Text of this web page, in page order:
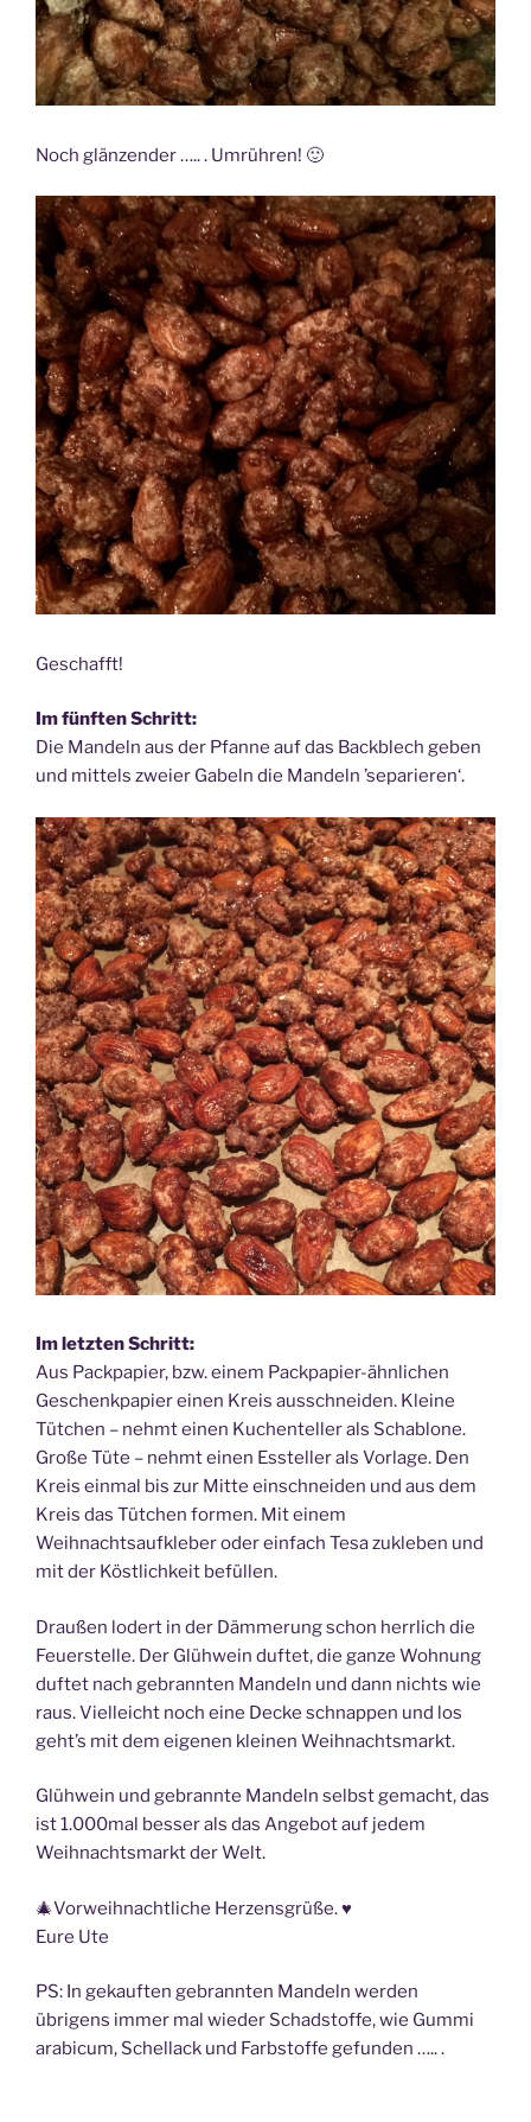
Noch glänzender ….. . Umrühren! 🙂
Geschafft!
Im fünften Schritt:
Die Mandeln aus der Pfanne auf das Backblech geben
und mittels zweier Gabeln die Mandeln ’separieren‘.
Im letzten Schritt:
Aus Packpapier, bzw. einem Packpapier-ähnlichen
Geschenkpapier einen Kreis ausschneiden. Kleine
Tütchen – nehmt einen Kuchenteller als Schablone.
Große Tüte – nehmt einen Essteller als Vorlage. Den
Kreis einmal bis zur Mitte einschneiden und aus dem
Kreis das Tütchen formen. Mit einem
Weihnachtsaufkleber oder einfach Tesa zukleben und
mit der Köstlichkeit befüllen.
Draußen lodert in der Dämmerung schon herrlich die
Feuerstelle. Der Glühwein duftet, die ganze Wohnung
duftet nach gebrannten Mandeln und dann nichts wie
raus. Vielleicht noch eine Decke schnappen und los
geht’s mit dem eigenen kleinen Weihnachtsmarkt.
Glühwein und gebrannte Mandeln selbst gemacht, das
ist 1.000mal besser als das Angebot auf jedem
Weihnachtsmarkt der Welt.
🎄Vorweihnachtliche Herzensgrüße. ♥️
Eure Ute
PS: In gekauften gebrannten Mandeln werden
übrigens immer mal wieder Schadstoffe, wie Gummi
arabicum, Schellack und Farbstoffe gefunden ….. .